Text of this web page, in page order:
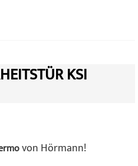
KSI
von Hörmann!